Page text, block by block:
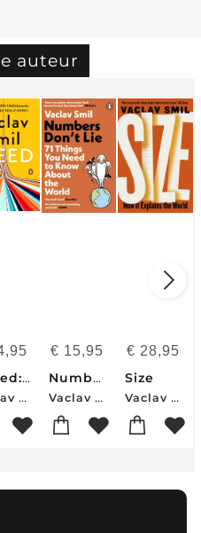
auteur
Speed: How It Explains the World
Vaclav Smil
€ 15,95
Numbers Don't Lie
Vaclav Smil
€ 28,95
Size
Vaclav Smil